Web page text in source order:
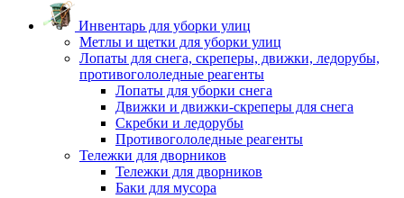
Инвентарь для уборки улиц
Метлы и щетки для уборки улиц
Лопаты для снега, скреперы, движки, ледорубы,
противогололедные реагенты
Лопаты для уборки снега
Движки и движки-скреперы для снега
Скребки и ледорубы
Противогололедные реагенты
Тележки для дворников
Тележки для дворников
Баки для мусора